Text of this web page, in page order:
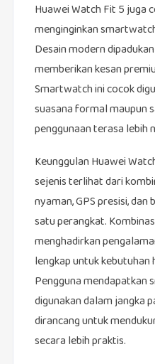
Huawei Watch Fit 5 juga
menginginkan
Desain modern
memberikan kesan
Smartwatch ini cocok
suasana formal maupun
penggunaan terasa lebih
Keunggulan Huawei
sejenis terlihat dari
nyaman, GPS presisi,
satu perangkat.
menghadirkan
lengkap untuk kebutuhan
Pengguna mendapatkan
digunakan dalam jangka
dirancang untuk
secara lebih praktis.